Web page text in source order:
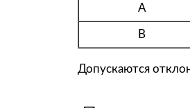
A
B
Допускаются